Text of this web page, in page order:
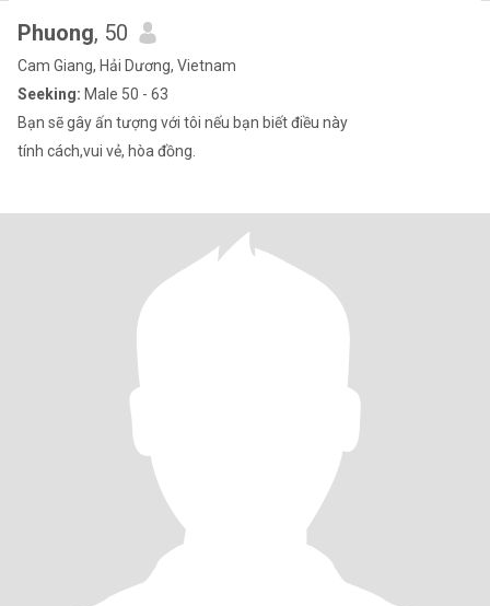
Phuong, 50
Cam Giang, Hải Dương, Vietnam
Seeking: Male 50 - 63
Bạn sẽ gây ấn tượng với tôi nếu bạn biết điều này
tính cách,vui vẻ, hòa đồng.